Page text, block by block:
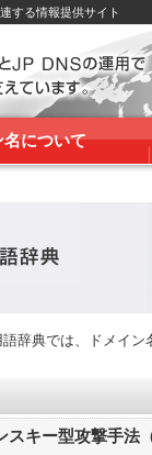
する情報提供サイト
について
辞典では、ドメイ
スキー型攻撃手法